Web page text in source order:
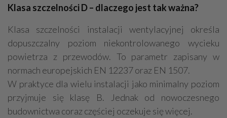
Klasa szczelności D – dlaczego jest tak ważna?
Klasa szczelności instalacji wentylacyjnej określa
dopuszczalny poziom niekontrolowanego wycieku
powietrza z przewodów. To parametr zapisany w
normach europejskich EN 12237 oraz EN 1507.
W praktyce dla wielu instalacji jako minimalny poziom
przyjmuje się klasę B. Jednak od nowoczesnego
budownictwa coraz częściej oczekuje się więcej.